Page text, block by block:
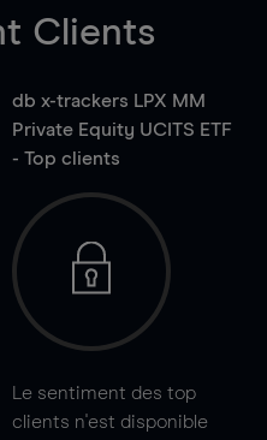
Clients
db x-trackers LPX MM
Private Equity UCITS ETF
- Top clients
Le sentiment des top
clients n'est disponible